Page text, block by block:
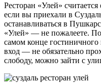
Ресторан «Улей»
если вы приехали в
останавливаться в
«Улей» — не пожалеете.
самом конце
вход — не обязательно
слободу, можно зайти с